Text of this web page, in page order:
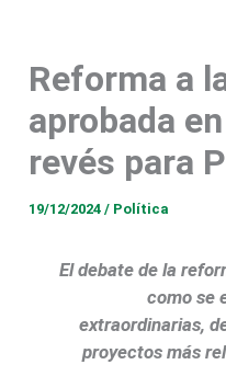
Reforma a
aprobada
revés para
19/12/2024/ Política
El debate de la
como se
extraordinarias,
proyectos más